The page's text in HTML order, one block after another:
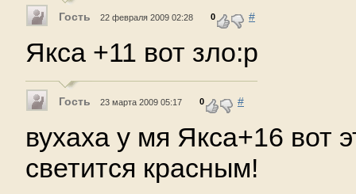
Гость 22 февраля 2009 02:28 0 #
Якса +11 вот зло:р
Гость 23 марта 2009 05:17 0 #
вухаха у мя Якса+16 вот
светится красным!